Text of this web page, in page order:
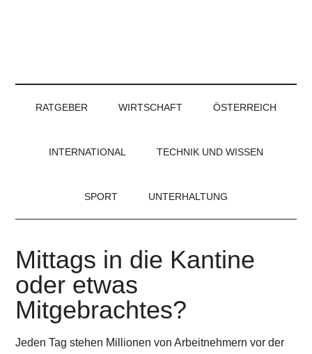
RATGEBER WIRTSCHAFT ÖSTERREICH
INTERNATIONAL TECHNIK UND WISSEN
SPORT UNTERHALTUNG
Mittags in die Kantine
oder etwas
Mitgebrachtes?
Jeden Tag stehen Millionen von Arbeitnehmern vor der